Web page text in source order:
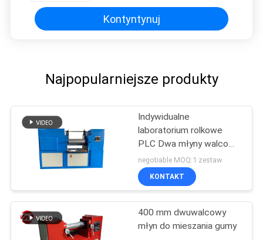
Kontyntynuj
Najpopularniejsze produkty
Indywidualne
laboratorium rolkowe
PLC Dwa młyny walcowe
z urządzeniem ochrony
awaryjnej
negotiable MOQ:1 zestaw
KONTAKT
400 mm dwuwalcowy
młyn do mieszania gumy